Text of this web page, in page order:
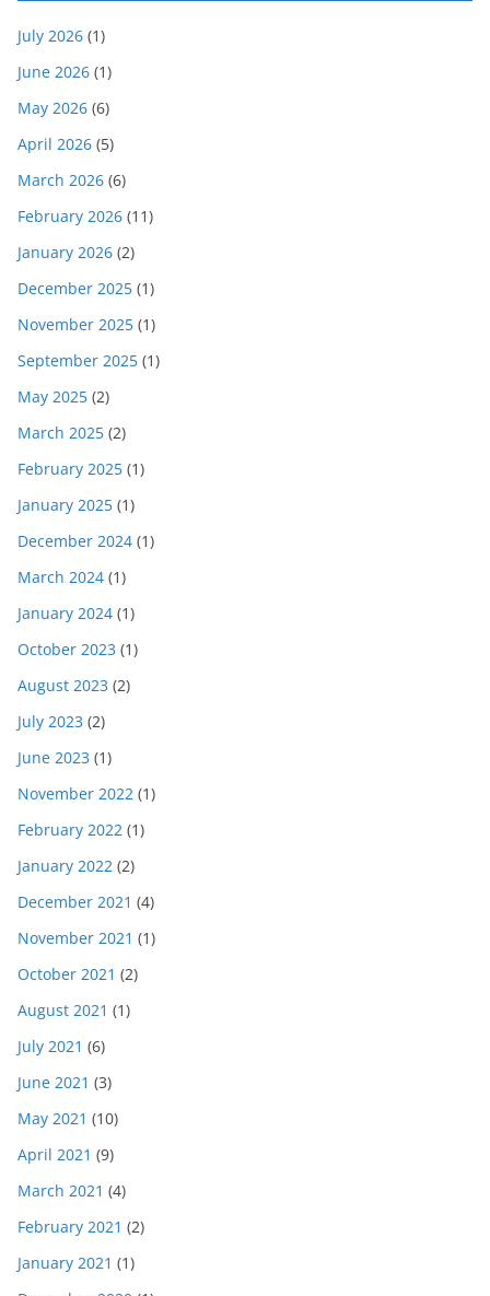
July 2026 (1)
June 2026 (1)
May 2026 (6)
April 2026 (5)
March 2026 (6)
February 2026 (11)
January 2026 (2)
December 2025 (1)
November 2025 (1)
September 2025 (1)
May 2025 (2)
March 2025 (2)
February 2025 (1)
January 2025 (1)
December 2024 (1)
March 2024 (1)
January 2024 (1)
October 2023 (1)
August 2023 (2)
July 2023 (2)
June 2023 (1)
November 2022 (1)
February 2022 (1)
January 2022 (2)
December 2021 (4)
November 2021 (1)
October 2021 (2)
August 2021 (1)
July 2021 (6)
June 2021 (3)
May 2021 (10)
April 2021 (9)
March 2021 (4)
February 2021 (2)
January 2021 (1)